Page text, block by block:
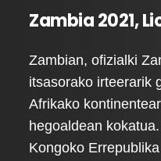
Zambia 2021,
Zambian, ofizialki
itsasorako irteerarik
Afrikako
hegoaldean
Kongoko